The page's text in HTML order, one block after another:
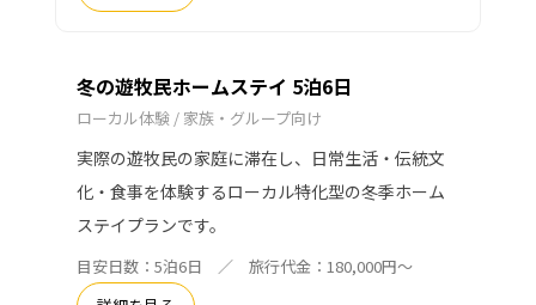
冬の遊牧民ホームステイ 5泊6日
ローカル体験 / 家族・グループ向け
実際の遊牧民の家庭に滞在し、日常生活・伝統文
化・食事を体験するローカル特化型の冬季ホーム
ステイプランです。
目安日数：5泊6日 ／ 旅行代金：180,000円〜